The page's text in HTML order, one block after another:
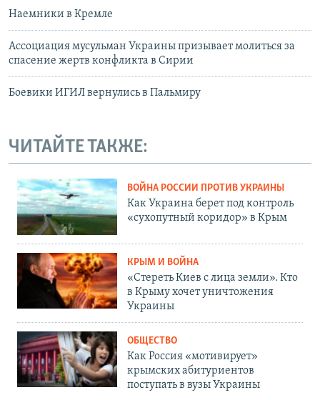
Наемники в Кремле
Ассоциация мусульман Украины призывает молиться за
спасение жертв конфликта в Сирии
Боевики ИГИЛ вернулись в Пальмиру
ЧИТАЙТЕ ТАКЖЕ:
ВОЙНА РОССИИ ПРОТИВ УКРАИНЫ
Как Украина берет под контроль
«сухопутный коридор» в Крым
КРЫМ И ВОЙНА
«Стереть Киев с лица земли». Кто
в Крыму хочет уничтожения
Украины
ОБЩЕСТВО
Как Россия «мотивирует»
крымских абитуриентов
поступать в вузы Украины